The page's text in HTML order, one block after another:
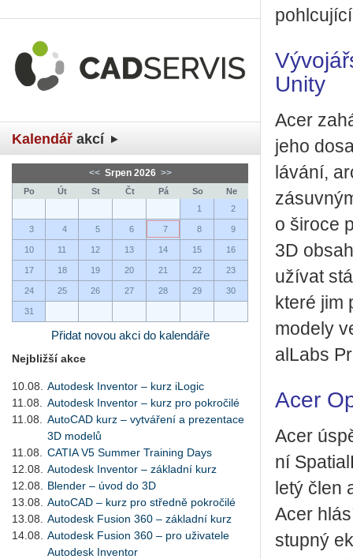
Kalendář akcí
<< Srpen 2026 >>
Po Út St Čt Pá So
Ne
1
2
3 4 5 6 7 8 9
10 11 12 13 14 15 16
17 18 19 20 21 22 23
24 25 26 27 28 29 30
31
Přidat novou akci do kalendáře
Nejbližší akce
10.08.
Autodesk Inventor – kurz iLogic
11.08.
Autodesk Inventor – kurz pro pokročilé
11.08.
AutoCAD kurz – vytváření a prezentace
3D modelů
11.08.
CATIA V5 Summer Training Days
12.08.
Autodesk Inventor – základní kurz
12.08.
Blender – úvod do 3D
13.08.
AutoCAD – kurz pro středně pokročilé
13.08.
Autodesk Fusion 360 – základní kurz
14.08.
Autodesk Fusion 360 – pro uživatele
Autodesk Inventor
Unity
Acer
jeho
lá­vá­ní,
o ši­ro­ce
3D
u­ží­vat
které jim
mo­de­ly
alLabs
Acer
Acer
ní
le­tý člen
Acer
stup­ný